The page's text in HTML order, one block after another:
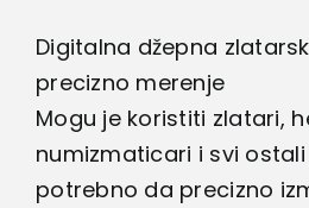
Digitalna džepna
precizno merenje
Mogu je koristiti zlatari,
numizmaticari i svi
potrebno da precizno